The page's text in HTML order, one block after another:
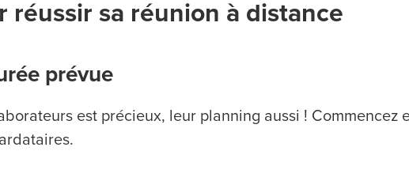
réussir sa réunion à distance
prévue
est précieux, leur planning aussi ! Commencez